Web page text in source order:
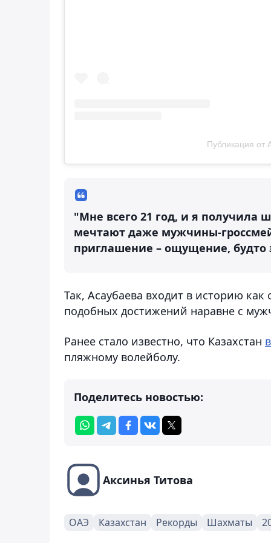
Публикация
"Мне всего 21 год, и я получила
мечтают даже мужчины-
приглашение – ощущение, будто
Так, Асаубаева входит в историю
подобных достижений наравне с
Ранее стало известно, что Казахстан
пляжному волейболу.
Поделитесь новостью:
Аксинья Титова
ОАЭ Казахстан Рекорды Шахматы